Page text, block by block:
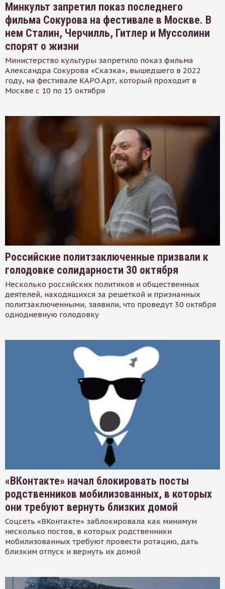
Минкульт запретил показ последнего
фильма Сокурова на фестивале в Москве. В
нем Сталин, Черчилль, Гитлер и Муссолини
спорят о жизни
Министерство культуры запретило показ фильма
Александра Сокурова «Сказка», вышедшего в 2022
году, на фестивале КАРО.Арт, который проходит в
Москве с 10 по 15 октября
Российские политзаключенные призвали к
голодовке солидарности 30 октября
Несколько российских политиков и общественных
деятелей, находящихся за решеткой и признанных
политзаключенными, заявили, что проведут 30 октября
однодневную голодовку
«ВКонтакте» начал блокировать посты
родственников мобилизованных, в которых
они требуют вернуть близких домой
Соцсеть «ВКонтакте» заблокировала как минимум
несколько постов, в которых родственники
мобилизованных требуют провести ротацию, дать
близким отпуск и вернуть их домой